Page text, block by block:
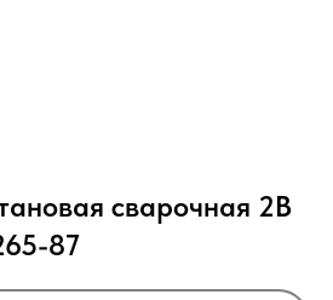
сварочная 2В
87